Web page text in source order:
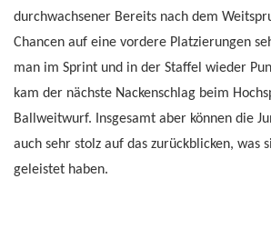
durchwachsener Bereits nach dem
Chancen auf eine vordere Platzierungen
man im Sprint und in der Staffel wieder
kam der nächste Nackenschlag beim
Ballweitwurf. Insgesamt aber können die
auch sehr stolz auf das zurückblicken, was
geleistet haben.